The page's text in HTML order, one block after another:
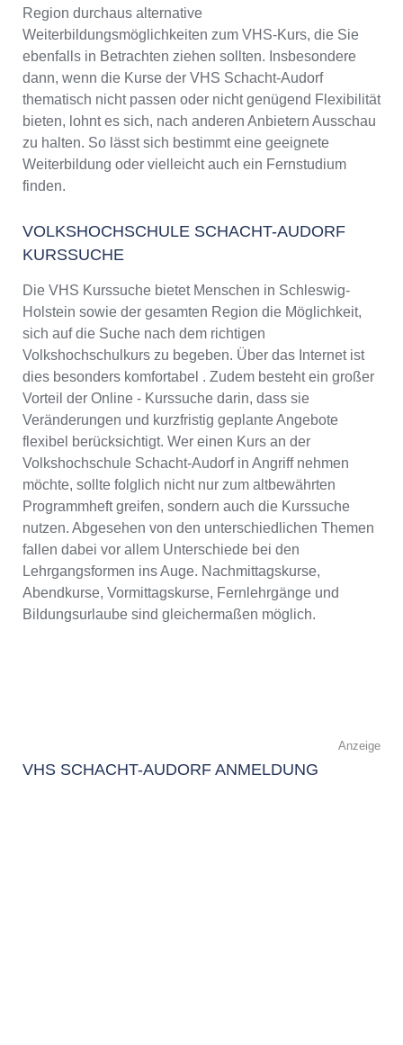
Region durchaus alternative
Weiterbildungsmöglichkeiten zum VHS-Kurs, die Sie
ebenfalls in Betrachten ziehen sollten. Insbesondere
dann, wenn die Kurse der VHS Schacht-Audorf
thematisch nicht passen oder nicht genügend Flexibilität
bieten, lohnt es sich, nach anderen Anbietern Ausschau
zu halten. So lässt sich bestimmt eine geeignete
Weiterbildung oder vielleicht auch ein Fernstudium
finden.
VOLKSHOCHSCHULE SCHACHT-AUDORF
KURSSUCHE
Die VHS Kurssuche bietet Menschen in Schleswig-
Holstein sowie der gesamten Region die Möglichkeit,
sich auf die Suche nach dem richtigen
Volkshochschulkurs zu begeben. Über das Internet ist
dies besonders komfortabel . Zudem besteht ein großer
Vorteil der Online - Kurssuche darin, dass sie
Veränderungen und kurzfristig geplante Angebote
flexibel berücksichtigt. Wer einen Kurs an der
Volkshochschule Schacht-Audorf in Angriff nehmen
möchte, sollte folglich nicht nur zum altbewährten
Programmheft greifen, sondern auch die Kurssuche
nutzen. Abgesehen von den unterschiedlichen Themen
fallen dabei vor allem Unterschiede bei den
Lehrgangsformen ins Auge. Nachmittagskurse,
Abendkurse, Vormittagskurse, Fernlehrgänge und
Bildungsurlaube sind gleichermaßen möglich.
Anzeige
VHS SCHACHT-AUDORF ANMELDUNG